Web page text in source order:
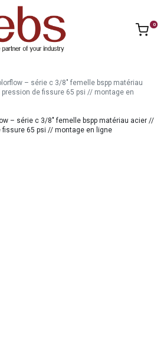
0
– série c 3/8" femelle bspp matériau
de fissure 65 psi // montage en